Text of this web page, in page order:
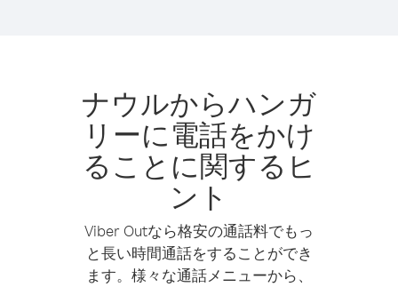
ナウルからハンガ
リーに電話をかけ
ることに関するヒ
ント
Viber Outなら格安の通話料でもっ
と長い時間通話をすることができ
ます。様々な通話メニューから、